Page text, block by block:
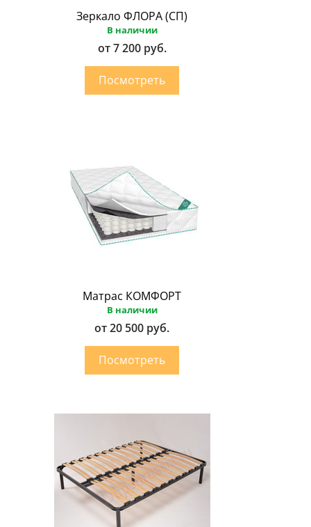
Зеркало ФЛОРА (СП)
В наличии
от 7 200 руб.
Матрас КОМФОРТ
В наличии
от 20 500 руб.